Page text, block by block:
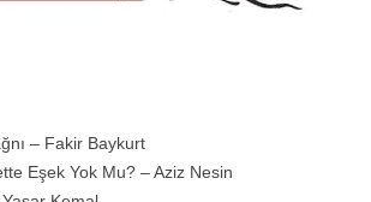
– Fakir Baykurt
Eşek Yok Mu? – Aziz Nesin